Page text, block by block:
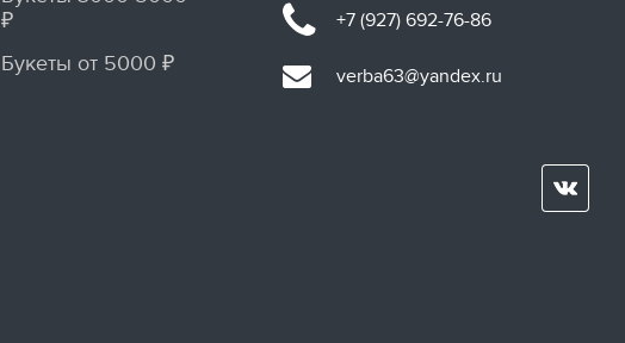
₽
Букеты от 5000 ₽
+7 (927) 692-76-86
verba63@yandex.ru